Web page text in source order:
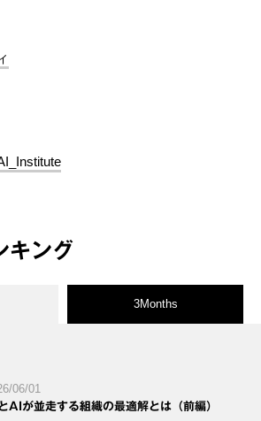
キング
3Months
06/01
AIが並走する組織の最適解とは（前編）